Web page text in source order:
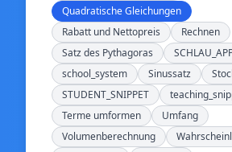
Quadratische Gleichungen
Rabatt und Nettopreis
Rechnen
Satz des Pythagoras
school_system
Sinussatz
STUDENT_SNIPPET
Terme umformen
Umfang
Volumenberechnung